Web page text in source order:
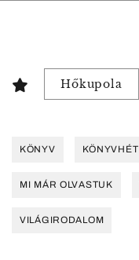
Hőkupola
KÖNYV KÖNYVHÉT
MI MÁR OLVASTUK
VILÁGIRODALOM